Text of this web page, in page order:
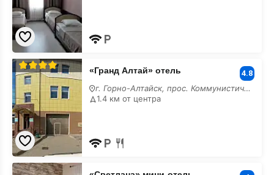
«Гранд
Алтай»
отель
лучшие
«Гранд Алтай» отель 4.8
г. Горно-Алтайск, прос. Коммунистический, 68,
1.4 км от центра
«Светлана»